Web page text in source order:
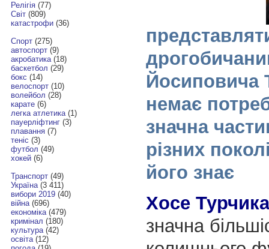
Релігія(77)
Світ(809)
катастрофи(36)
Спорт(275)
автоспорт(9)
акробатика(18)
баскетбол (29)
бокс (14)
велоспорт(10)
волейбол (28)
карате(6)
легка атлетика(1)
пауерліфтинг(3)
плавання(7)
теніс (3)
футбол (49)
хокей(6)
Транспорт(49)
Україна(3 411)
вибори 2019(40)
війна(696)
економіка(479)
кримінал (180)
культура(42)
освіта(12)
Йосиповича
немає
значна
різних
його знає
Хосе Турчика
значна